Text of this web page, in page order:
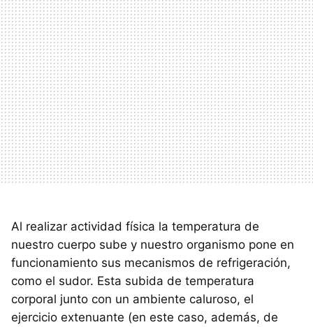
Al realizar actividad física la temperatura de
nuestro cuerpo sube y nuestro organismo pone en
funcionamiento sus mecanismos de refrigeración,
como el sudor. Esta subida de temperatura
corporal junto con un ambiente caluroso, el
ejercicio extenuante (en este caso, además, de